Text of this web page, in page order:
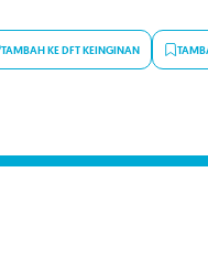
TAMBAH KE DFT KEINGINAN